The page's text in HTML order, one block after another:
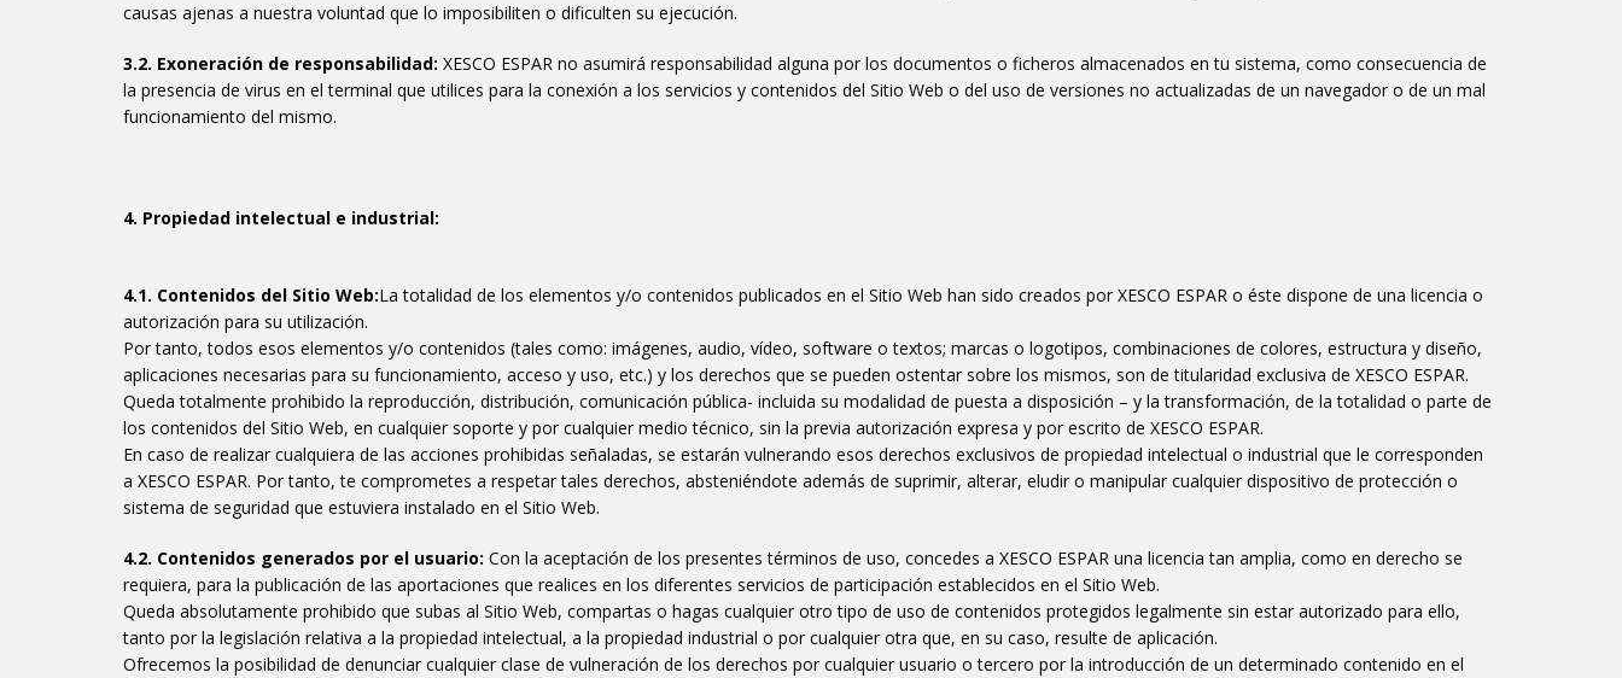
causas ajenas a nuestra voluntad que lo imposibiliten o dificulten su ejecución.
3.2. Exoneración de responsabilidad: XESCO ESPAR no asumirá responsabilidad alguna por los documentos o ficheros almacenados en tu sistema, como consecuencia de
la presencia de virus en el terminal que utilices para la conexión a los servicios y contenidos del Sitio Web o del uso de versiones no actualizadas de un navegador o de un mal
funcionamiento del mismo.
4. Propiedad intelectual e industrial:
4.1. Contenidos del Sitio Web:La totalidad de los elementos y/o contenidos publicados en el Sitio Web han sido creados por XESCO ESPAR o éste dispone de una licencia o
autorización para su utilización.
Por tanto, todos esos elementos y/o contenidos (tales como: imágenes, audio, vídeo, software o textos; marcas o logotipos, combinaciones de colores, estructura y diseño,
aplicaciones necesarias para su funcionamiento, acceso y uso, etc.) y los derechos que se pueden ostentar sobre los mismos, son de titularidad exclusiva de XESCO ESPAR.
Queda totalmente prohibido la reproducción, distribución, comunicación pública- incluida su modalidad de puesta a disposición – y la transformación, de la totalidad o parte de
los contenidos del Sitio Web, en cualquier soporte y por cualquier medio técnico, sin la previa autorización expresa y por escrito de XESCO ESPAR.
En caso de realizar cualquiera de las acciones prohibidas señaladas, se estarán vulnerando esos derechos exclusivos de propiedad intelectual o industrial que le corresponden
a XESCO ESPAR. Por tanto, te comprometes a respetar tales derechos, absteniéndote además de suprimir, alterar, eludir o manipular cualquier dispositivo de protección o
sistema de seguridad que estuviera instalado en el Sitio Web.
4.2. Contenidos generados por el usuario: Con la aceptación de los presentes términos de uso, concedes a XESCO ESPAR una licencia tan amplia, como en derecho se
requiera, para la publicación de las aportaciones que realices en los diferentes servicios de participación establecidos en el Sitio Web.
Queda absolutamente prohibido que subas al Sitio Web, compartas o hagas cualquier otro tipo de uso de contenidos protegidos legalmente sin estar autorizado para ello,
tanto por la legislación relativa a la propiedad intelectual, a la propiedad industrial o por cualquier otra que, en su caso, resulte de aplicación.
Ofrecemos la posibilidad de denunciar cualquier clase de vulneración de los derechos por cualquier usuario o tercero por la introducción de un determinado contenido en el